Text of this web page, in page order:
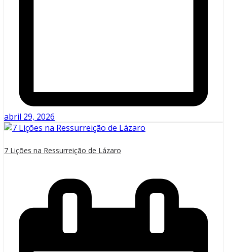
abril 29, 2026
7 Lições na Ressurreição de Lázaro